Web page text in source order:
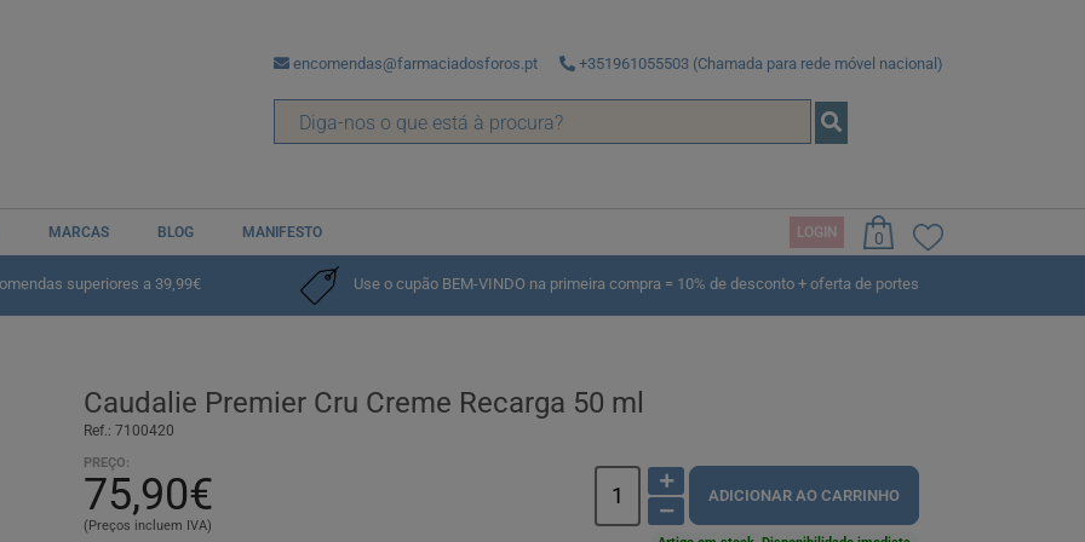
encomendas@farmaciadosforos.pt +351961055503 (Chamada para rede móvel nacional)
MARCAS BLOG MANIFESTO LOGIN 0
superiores a 39,99€ Use o cupão BEM-VINDO na primeira compra = 10% de desconto + oferta de portes
Caudalie Premier Cru Creme Recarga 50 ml
Ref.: 7100420
PREÇO:
75,90€
(Preços incluem IVA)
ADICIONAR AO CARRINHO